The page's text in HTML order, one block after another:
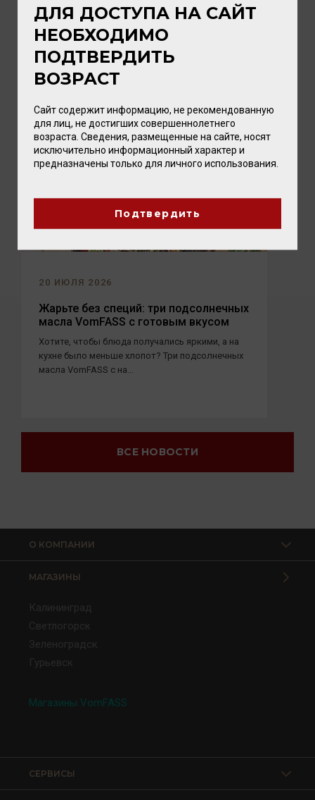
ярких представителей Абруццо уже в
Калининграде
Впервые два вина этой винодельни мы
привезли в прошлом году. Они нашли
искренний отклик у наших покупател...
20 ИЮЛЯ 2026
Жарьте без специй: три подсолнечных
масла VomFASS с готовым вкусом
Хотите, чтобы блюда получались яркими, а на
кухне было меньше хлопот? Три подсолнечных
масла VomFASS с на...
ВСЕ НОВОСТИ
О КОМПАНИИ
МАГАЗИНЫ
Калининград
Светлогорск
Зеленоградск
Гурьевск
Магазины VomFASS
СЕРВИСЫ
ДЛЯ ДОСТУПА НА САЙТ
НЕОБХОДИМО
ПОДТВЕРДИТЬ
ВОЗРАСТ
Сайт содержит информацию, не рекомендованную
для лиц, не достигших совершеннолетнего
возраста. Сведения, размещенные на сайте, носят
исключительно информационный характер и
предназначены только для личного использования.
Подтвердить